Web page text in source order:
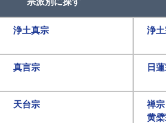
浄土真宗 浄
真言宗 日
天台宗
禅
黄檗